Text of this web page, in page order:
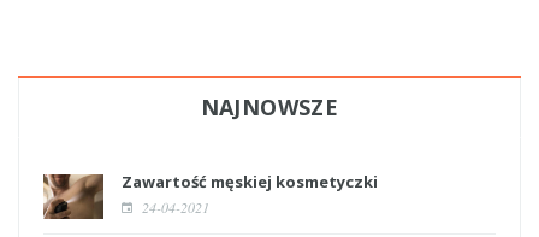
NAJNOWSZE
Zawartość męskiej kosmetyczki
24-04-2021